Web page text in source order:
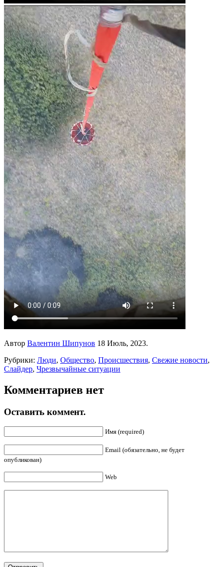
Автор Валентин Шипунов 18 Июль, 2023.
Рубрики: Люди, Общество, Происшествия, Свежие новости,
Слайдер, Чрезвычайные ситуации
Комментариев нет
Оставить коммент.
Имя (required)
Email (обязательно, не будет
опубликован)
Web